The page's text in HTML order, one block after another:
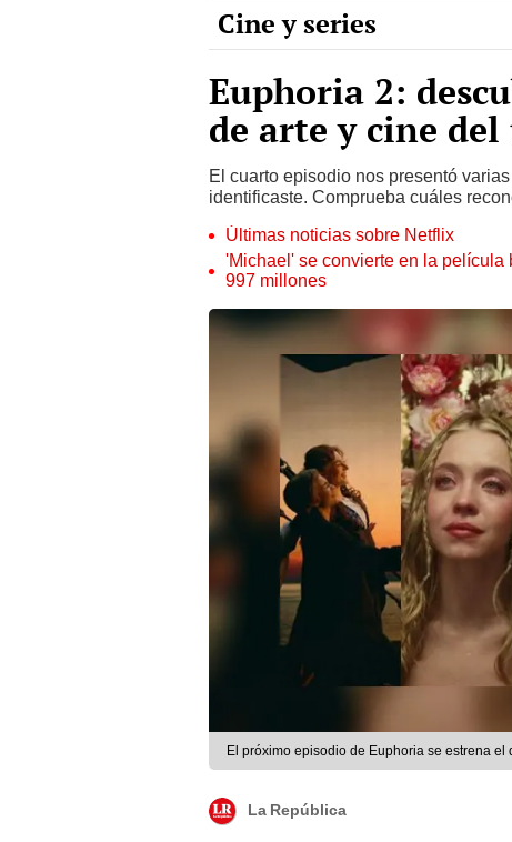
Cine y series
Euphoria 2:
de arte y cine
El cuarto episodio nos presentó
identificaste. Comprueba cuáles
Últimas noticias sobre Netflix
'Michael' se convierte en la
997 millones
El próximo episodio de Euphoria se estrena
La República